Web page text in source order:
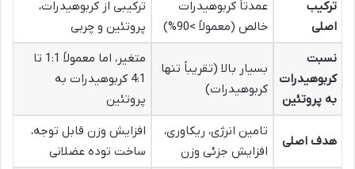
ترکیب
اصلی
عمدتاً کربوهیدرات
خالص (معمولاً >90%)
ترکیبی از کربوهیدرات،
پروتئین و چربی
نسبت
کربوهیدرات
به پروتئین
بسیار بالا (تقریباً تنها
کربوهیدرات)
متغیر، اما معمولاً 1:1 تا
4:1 کربوهیدرات به
پروتئین
هدف اصلی
تامین انرژی، ریکاوری،
افزایش جزئی وزن
افزایش وزن قابل توجه،
ساخت توده عضلانی